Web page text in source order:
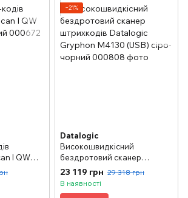
I QW
−21%
Datalogic
Високошвидкісний
бездротовий сканер
штрихкодів Datalogic
Gryphon М4130 (USB) сіро-
23 119 грн 29 318 грн
В наявності